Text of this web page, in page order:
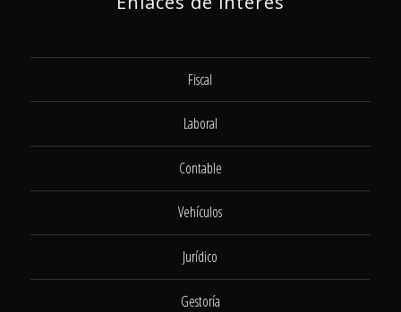
Fiscal
Laboral
Contable
Vehículos
Jurídico
Gestoría